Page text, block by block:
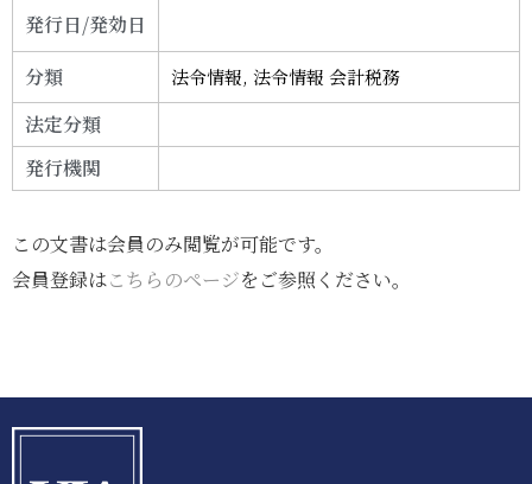
発行日/発効日
分類
法令情報,法令情報 会計税務
法定分類
発行機関
この文書は会員のみ閲覧が可能です。
会員登録はこちらのページをご参照ください。